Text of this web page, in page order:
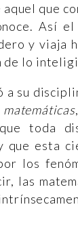
que
Así
y viaja
de lo
a su
matemáticas
toda
que esta
los
las